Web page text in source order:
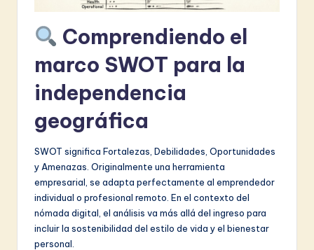
o
ti
o
Comprendiendo el
marco SWOT para la
independencia
geográfica
SWOT significa Fortalezas, Debilidades, Oportunidades
y Amenazas. Originalmente una herramienta
empresarial, se adapta perfectamente al emprendedor
individual o profesional remoto. En el contexto del
nómada digital, el análisis va más allá del ingreso para
incluir la sostenibilidad del estilo de vida y el bienestar
personal.